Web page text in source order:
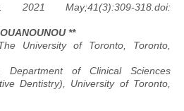
May;41(3):309-318.doi:
**
University of Toronto, Toronto,
of Clinical Sciences
Dentistry), University of Toronto,